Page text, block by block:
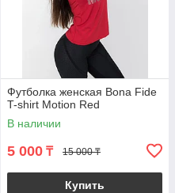
Футболка женская Bona Fide
T-shirt Motion Red
В наличии
5 000 ₸ 15 000 ₸
Купить